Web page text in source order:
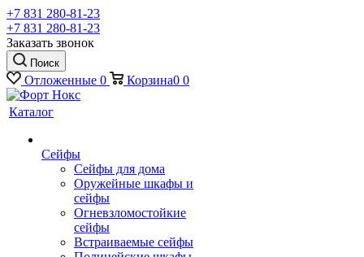
+7 831 280-81-23
+7 831 280-81-23
Заказать звонок
Поиск
Отложенные 0 Корзина0 0
Каталог
Сейфы
Сейфы для дома
Оружейные шкафы и
сейфы
Огневзломостойкие
сейфы
Встраиваемые сейфы